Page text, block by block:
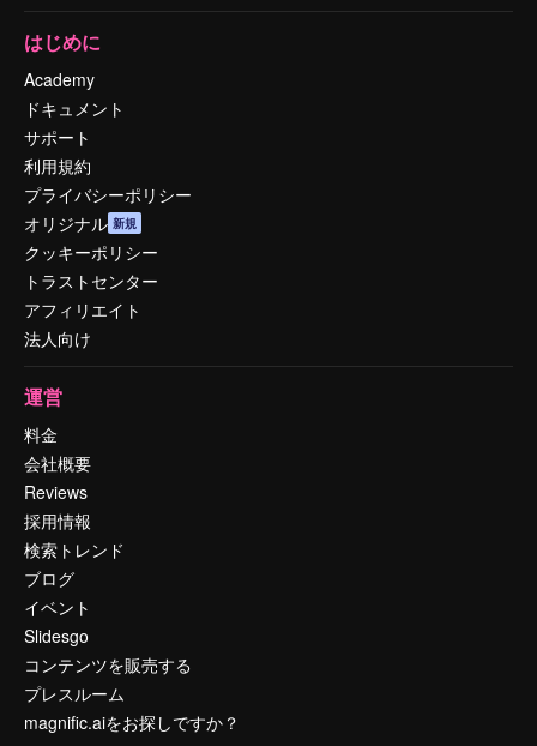
はじめに
Academy
ドキュメント
サポート
利用規約
プライバシーポリシー
オリジナル 新規
クッキーポリシー
トラストセンター
アフィリエイト
法人向け
運営
料金
会社概要
Reviews
採用情報
検索トレンド
ブログ
イベント
Slidesgo
コンテンツを販売する
プレスルーム
magnific.aiをお探しですか？